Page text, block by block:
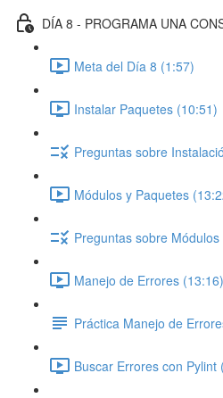
DÍA 8 - PROGRAMA UNA
Meta del Día 8 (1:57)
Instalar Paquetes (10:51)
Preguntas sobre
Módulos y Paquetes
Preguntas sobre
Manejo de Errores (13:16)
Práctica Manejo de
Buscar Errores con Pylint